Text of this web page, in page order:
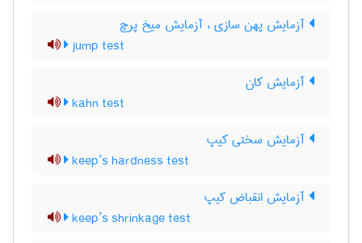
آزمایش پهن سازی ، آزمایش میخ پرچ
jump test
آزمایش کان
kahn test
آزمایش سختی کیپ
keep’s hardness test
آزمایش انقباض کیپ
keep’s shrinkage test